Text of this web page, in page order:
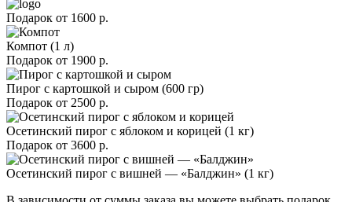
Подарок от 1600 р.
Компот (1 л)
Подарок от 1900 р.
Пирог с картошкой и сыром (600 гр)
Подарок от 2500 р.
Осетинский пирог с яблоком и корицей (1 кг)
Подарок от 3600 р.
Осетинский пирог с вишней — «Балджин» (1 кг)